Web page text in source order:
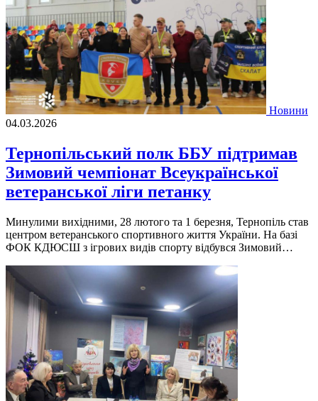
Новини
04.03.2026
Тернопільський полк ББУ підтримав
Зимовий чемпіонат Всеукраїнської
ветеранської ліги петанку
Минулими вихідними, 28 лютого та 1 березня, Тернопіль став
центром ветеранського спортивного життя України. На базі
ФОК КДЮСШ з ігрових видів спорту відбувся Зимовий…